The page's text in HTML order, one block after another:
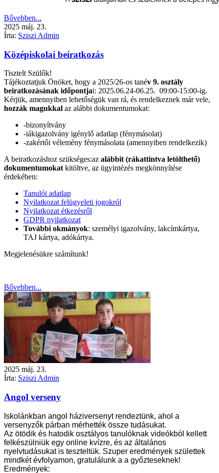
Bővebben...
2025 máj. 23.
Írta: Sziszi Admin
Középiskolai beíratkozás
Tisztelt Szülők!
Tájékoztatjuk Önöket, hogy a 2025/26-os tanév 9. osztály
beiratkozásának időpontjai: 2025.06.24-06.25. 09:00-15:00-ig.
Kérjük, amennyiben lehetőségük van rá, és rendelkeznek már vele,
hozzák magukkal az alábbi dokumentumokat:
-bizonyítvány
-iákigazolvány igénylő adatlap (fénymásolat)
-zakértői vélemény fénymásolata (amennyiben rendelkezik)
A beiratkozáshoz szükséges:az alábbit (rákattintva letölthető)
dokumentumokat kitöltve, az ügyintézés megkönnyítése
érdekében:
Tanulói adatlap
Nyilatkozat felügyeleti jogokról
Nyilatkozat étkezésről
GDPR nyilatkozat
További okmányok: személyi igazolvány, lakcímkártya,
TAJ kártya, adókártya.
Megjelenésükre számítunk!
Bővebben...
2025 máj. 23.
Írta: Sziszi Admin
Angol verseny
Iskolánkban angol háziversenyt rendeztünk, ahol a
versenyzők párban mérhették össze tudásukat.
Az ötödik és hatodik osztályos tanulóknak videókból kellett
felkészülniük egy online kvízre, és az általános
nyelvtudásukat is teszteltük. Szuper eredmények születtek
mindkét évfolyamon, gratulálunk a a győzteseknek!
Eredmények: